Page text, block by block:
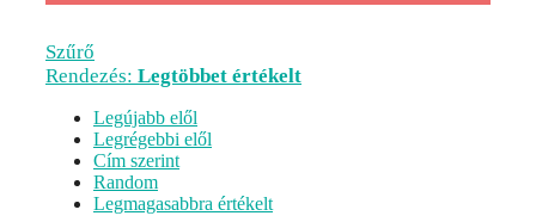
Szűrő
Rendezés: Legtöbbet értékelt
Legújabb elől
Legrégebbi elől
Cím szerint
Random
Legmagasabbra értékelt